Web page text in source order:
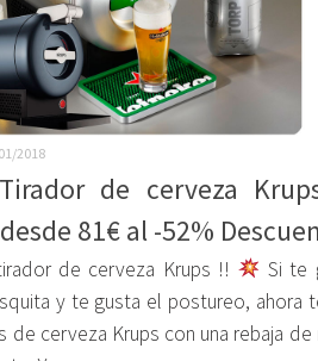
2018
de cerveza
81€ al -52%
de cerveza Krups !!
Si te
y te gusta el postureo, ahora
de cerveza Krups con una rebaja de